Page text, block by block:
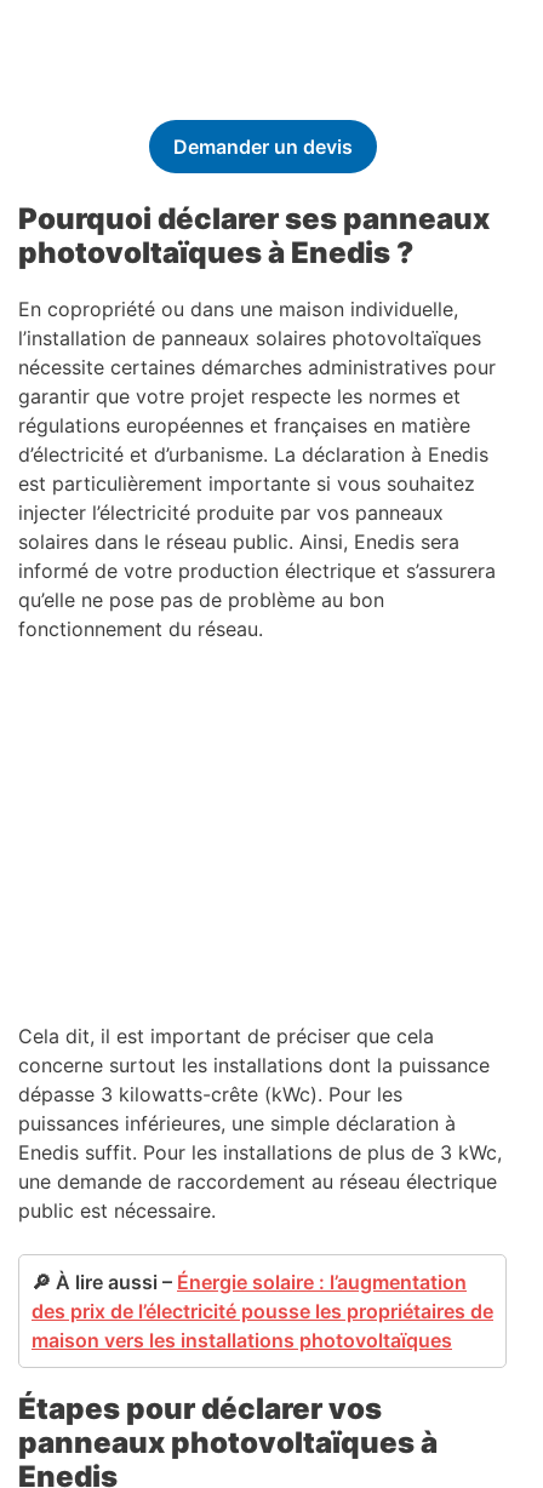
Demander un devis
Pourquoi déclarer ses panneaux
photovoltaïques à Enedis ?
En copropriété ou dans une maison individuelle,
l’installation de panneaux solaires photovoltaïques
nécessite certaines démarches administratives pour
garantir que votre projet respecte les normes et
régulations européennes et françaises en matière
d’électricité et d’urbanisme. La déclaration à Enedis
est particulièrement importante si vous souhaitez
injecter l’électricité produite par vos panneaux
solaires dans le réseau public. Ainsi, Enedis sera
informé de votre production électrique et s’assurera
qu’elle ne pose pas de problème au bon
fonctionnement du réseau.
Cela dit, il est important de préciser que cela
concerne surtout les installations dont la puissance
dépasse 3 kilowatts-crête (kWc). Pour les
puissances inférieures, une simple déclaration à
Enedis suffit. Pour les installations de plus de 3 kWc,
une demande de raccordement au réseau électrique
public est nécessaire.
🔎 À lire aussi – Énergie solaire : l’augmentation
des prix de l’électricité pousse les propriétaires de
maison vers les installations photovoltaïques
Étapes pour déclarer vos
panneaux photovoltaïques à
Enedis